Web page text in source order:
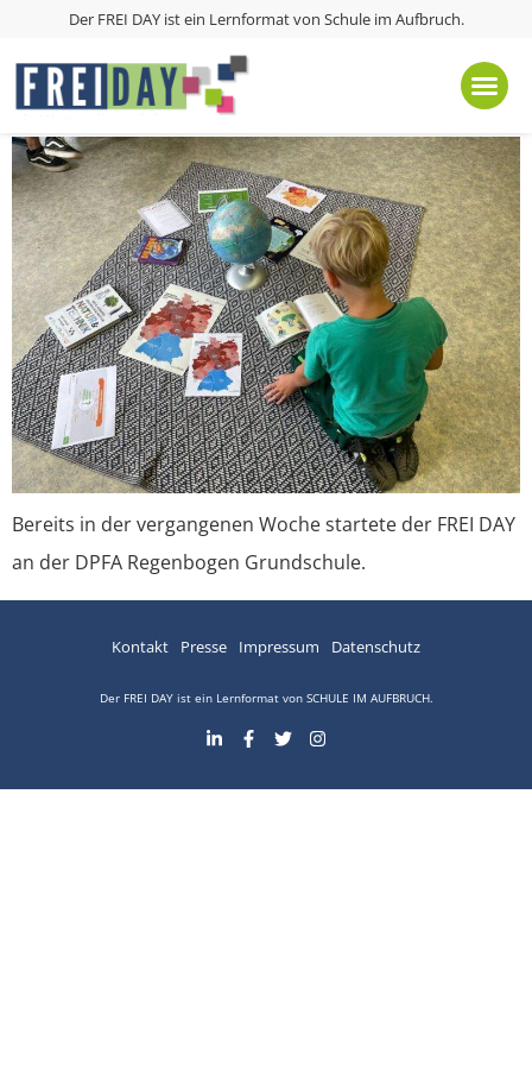
Der FREI DAY ist ein Lernformat von Schule im Aufbruch.
Schlagwort:Einführen
FREI DAY Kick-Off an der DPFA-
Regenbogen-Grundschule Leipzig
Bereits in der vergangenen Woche startete der FREI DAY
an der DPFA Regenbogen Grundschule.
Kontakt Presse Impressum Datenschutz
Der FREI DAY ist ein Lernformat von SCHULE IM AUFBRUCH.